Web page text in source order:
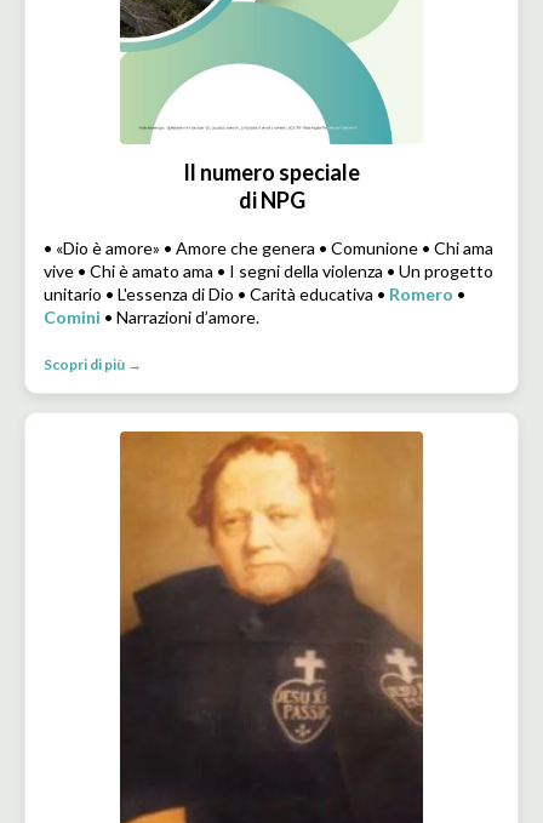
Il numero speciale
di NPG
• «Dio è amore» • Amore che genera • Comunione • Chi ama
vive • Chi è amato ama • I segni della violenza • Un progetto
unitario • L'essenza di Dio • Carità educativa • Romero •
Comini • Narrazioni d’amore.
Scopri di più →